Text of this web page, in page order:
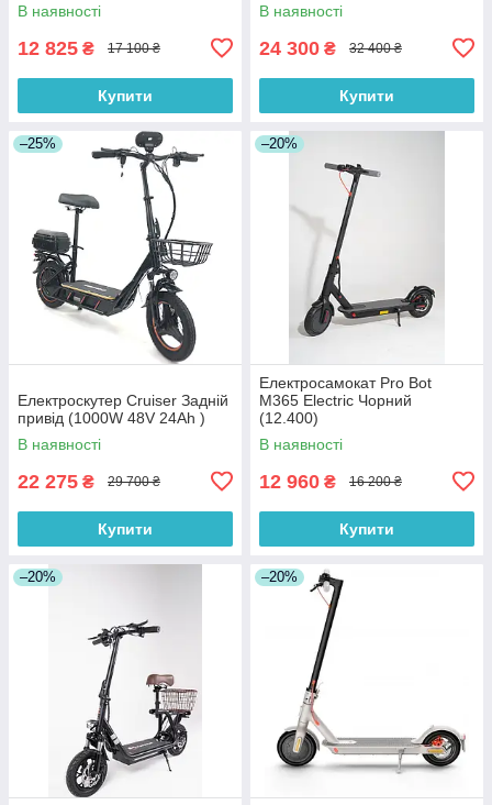
В наявності
12 825 ₴ 17 100 ₴
Купити
В наявності
24 300 ₴ 32 400 ₴
Купити
–25%
Електроскутер Cruiser Задній
привід (1000W 48V 24Ah )
В наявності
22 275 ₴ 29 700 ₴
Купити
–20%
Електросамокат Pro Bot
M365 Electric Чорний
(12.400)
В наявності
12 960 ₴ 16 200 ₴
Купити
–20% –20%